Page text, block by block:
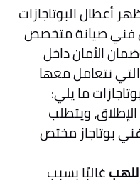
أعطال البوتاجازات
فني صيانة متخصص
الأمان داخل
نتعامل معها
ما يلي:
ويتطلب
بوتاجاز مختص
غالبًا بسبب